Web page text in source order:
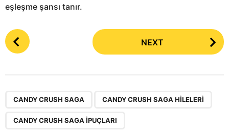
eşleşme şansı tanır.
P
o
NEXT
CANDY CRUSH SAGA CANDY CRUSH SAGA HILELERI
CANDY CRUSH SAGA IPUÇLARI